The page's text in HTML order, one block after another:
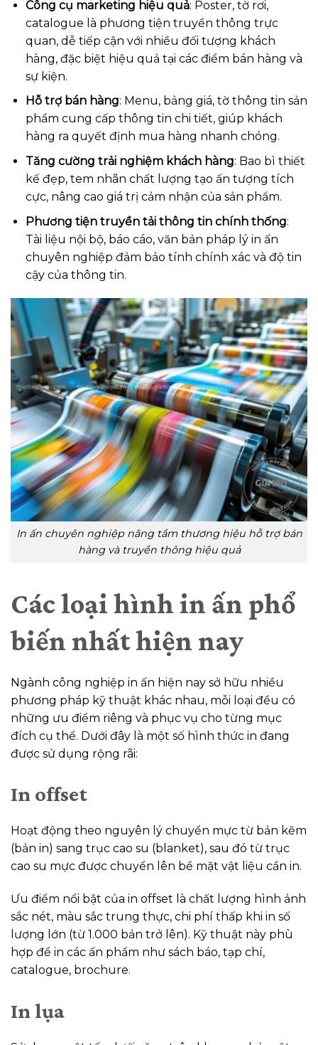
Công cụ marketing hiệu quả: Poster, tờ rơi,
catalogue là phương tiện truyền thông trực
quan, dễ tiếp cận với nhiều đối tượng khách
hàng, đặc biệt hiệu quả tại các điểm bán hàng và
sự kiện.
Hỗ trợ bán hàng: Menu, bảng giá, tờ thông tin sản
phẩm cung cấp thông tin chi tiết, giúp khách
hàng ra quyết định mua hàng nhanh chóng.
Tăng cường trải nghiệm khách hàng: Bao bì thiết
kế đẹp, tem nhãn chất lượng tạo ấn tượng tích
cực, nâng cao giá trị cảm nhận của sản phẩm.
Phương tiện truyền tải thông tin chính thống:
Tài liệu nội bộ, báo cáo, văn bản pháp lý in ấn
chuyên nghiệp đảm bảo tính chính xác và độ tin
cậy của thông tin.
In ấn chuyên nghiệp nâng tầm thương hiệu hỗ trợ bán
hàng và truyền thông hiệu quả
Các loại hình in ấn phổ
biến nhất hiện nay
Ngành công nghiệp in ấn hiện nay sở hữu nhiều
phương pháp kỹ thuật khác nhau, mỗi loại đều có
những ưu điểm riêng và phục vụ cho từng mục
đích cụ thể. Dưới đây là một số hình thức in đang
được sử dụng rộng rãi:
In offset
Hoạt động theo nguyên lý chuyển mực từ bản kẽm
(bản in) sang trục cao su (blanket), sau đó từ trục
cao su mực được chuyển lên bề mặt vật liệu cần in.
Ưu điểm nổi bật của in offset là chất lượng hình ảnh
sắc nét, màu sắc trung thực, chi phí thấp khi in số
lượng lớn (từ 1.000 bản trở lên). Kỹ thuật này phù
hợp để in các ấn phẩm như sách báo, tạp chí,
catalogue, brochure.
In lụa